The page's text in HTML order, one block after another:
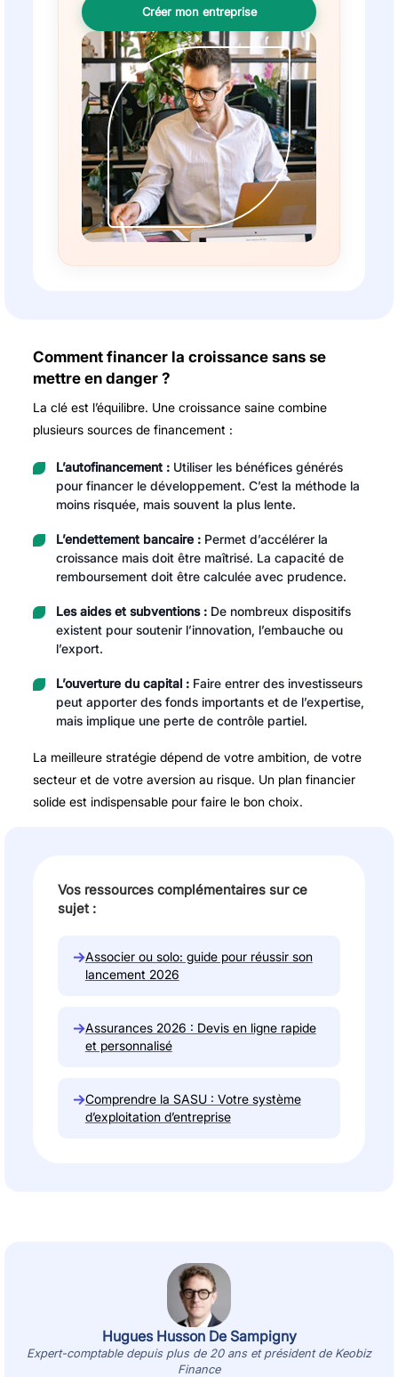
Créer mon entreprise
Comment financer la croissance sans se
mettre en danger ?
La clé est l’équilibre. Une croissance saine combine
plusieurs sources de financement :
L’autofinancement :Utiliser les bénéfices générés
pour financer le développement. C’est la méthode la
moins risquée, mais souvent la plus lente.
L’endettement bancaire :Permet d’accélérer la
croissance mais doit être maîtrisé. La capacité de
remboursement doit être calculée avec prudence.
Les aides et subventions :De nombreux dispositifs
existent pour soutenir l’innovation, l’embauche ou
l’export.
L’ouverture du capital :Faire entrer des investisseurs
peut apporter des fonds importants et de l’expertise,
mais implique une perte de contrôle partiel.
La meilleure stratégie dépend de votre ambition, de votre
secteur et de votre aversion au risque. Un plan financier
solide est indispensable pour faire le bon choix.
Vos ressources complémentaires sur ce
sujet :
→Associer ou solo: guide pour réussir son
lancement 2026
→Assurances 2026 : Devis en ligne rapide
et personnalisé
→Comprendre la SASU : Votre système
d’exploitation d’entreprise
Hugues Husson De Sampigny
Expert-comptable depuis plus de 20 ans et président de Keobiz
Finance